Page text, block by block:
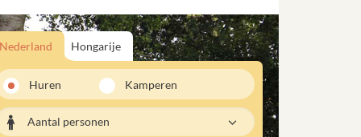
Nederland Hongarije
Huren Kamperen
Aantal personen